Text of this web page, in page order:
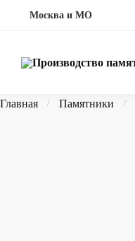
Москва и МО
Главная / Памятники /